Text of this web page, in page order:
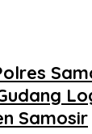
Samosir